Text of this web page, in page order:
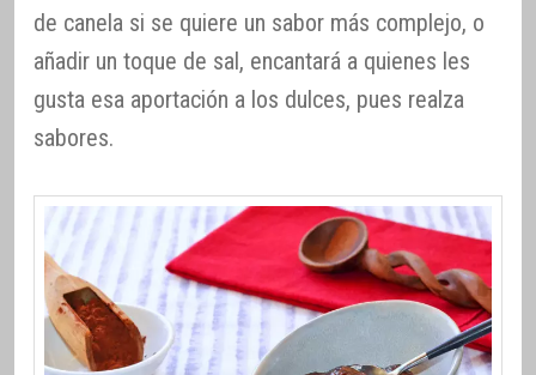
de canela si se quiere un sabor más complejo, o
añadir un toque de sal, encantará a quienes les
gusta esa aportación a los dulces, pues realza
sabores.